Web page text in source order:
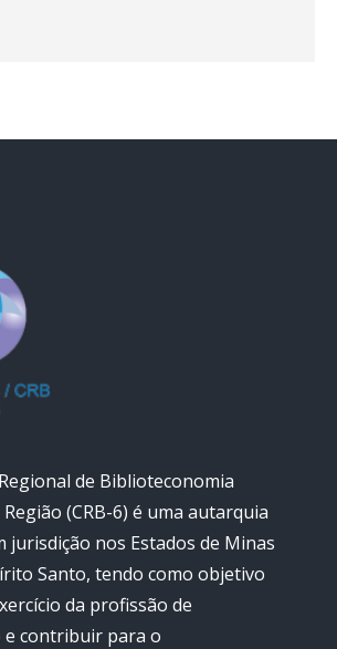
de Biblioteconomia
Região (CRB-6) é uma autarquia
jurisdição nos Estados de Minas
Santo, tendo como objetivo
da profissão de
contribuir para o